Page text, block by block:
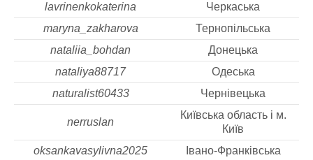
lavrinenkokaterina
Черкаська
maryna_zakharova
Тернопільська
nataliia_bohdan
Донецька
nataliya88717
Одеська
naturalist60433
Чернівецька
nerruslan
Київська область і м.
Київ
oksankavasylivna2025
Івано-Франківська